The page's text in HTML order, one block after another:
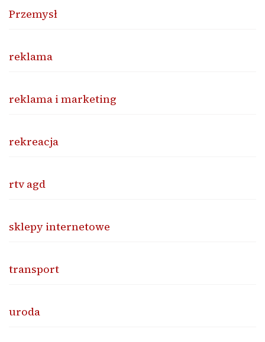
Przemysł
reklama
reklama i marketing
rekreacja
rtv agd
sklepy internetowe
transport
uroda